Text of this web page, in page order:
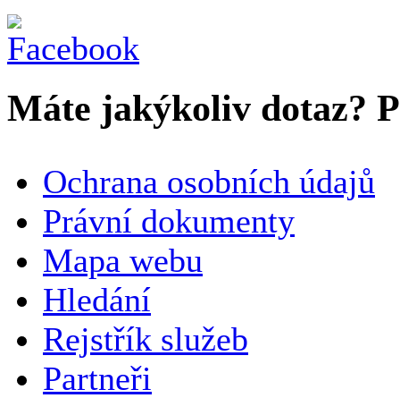
Máte jakýkoliv dotaz?
SPOLEČNOST / ORGANIZACE
E-MAILOVÁ ADRESA
TELEFON
Ochrana osobních údajů
Právní dokumenty
Mapa webu
Hledání
Rejstřík služeb
Partneři